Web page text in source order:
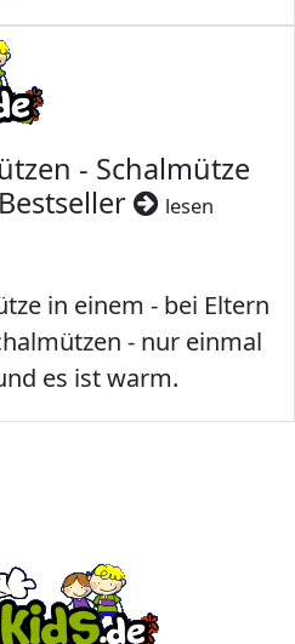
- Schalmütze
lesen
in einem - bei Eltern
- nur einmal
es ist warm.